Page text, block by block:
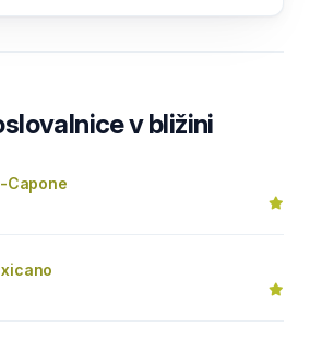
v bližini
Capone